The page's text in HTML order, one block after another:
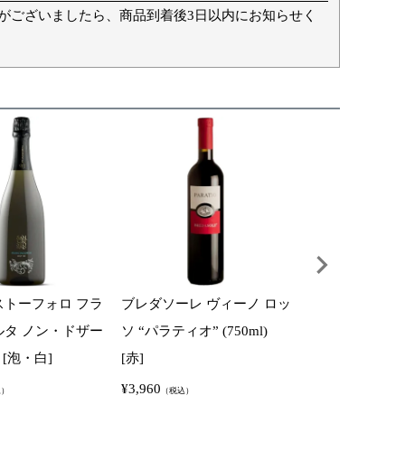
ざいましたら、商品到着後3日以内にお知らせく
トーフォロ フラ
タ ノン・ドザー
[泡・白]
ブレダソーレ ヴィーノ ロッ
ソ “パラティオ” (750ml)
[赤]
¥3,960 （税込）